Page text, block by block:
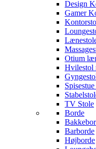
Design
Gamer
Otium
Hvilestol
TV Stole
Borde
Barborde
Højborde